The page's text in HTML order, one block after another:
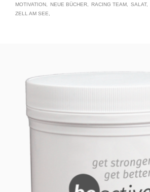
MOTIVATION
NEUE BÜCHER RACING TEAM SALAT
ZELL AM SEE